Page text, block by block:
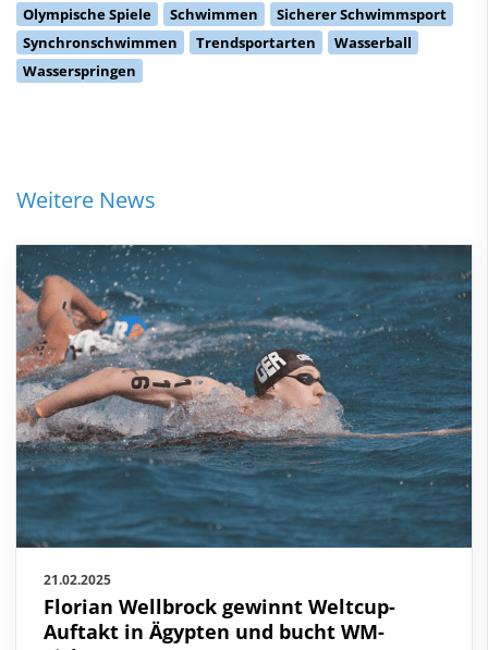
Olympische Spiele
Schwimmen
Sicherer Schwimmsport
Synchronschwimmen
Trendsportarten
Wasserball
Wasserspringen
Weitere News
21.02.2025
Florian Wellbrock gewinnt Weltcup-
Auftakt in Ägypten und bucht WM-Ticket